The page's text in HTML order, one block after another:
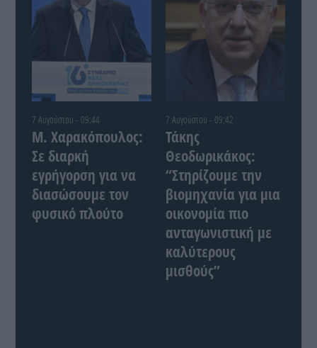
7 Αυγούστου - 09:44
Μ. Χαρακόπουλος:
Σε διαρκή
εγρήγορση για να
διασώσουμε τον
φυσικό πλούτο
7 Αυγούστου - 09:42
Τάκης
Θεοδωρικάκος:
“Στηρίζουμε την
βιομηχανία για μια
οικονομία πιο
ανταγωνιστική με
καλύτερους
μισθούς”